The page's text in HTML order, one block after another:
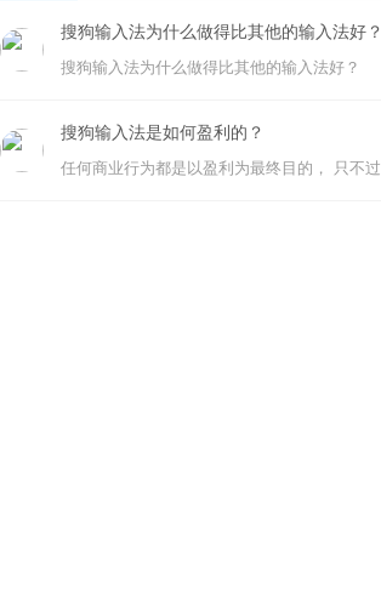
搜狗输入法为什么做得比其他的输入法好？
搜狗输入法为什么做得比其他的输入法好？
搜狗输入法是如何盈利的？